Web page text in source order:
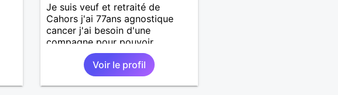
Je suis veuf et retraité de
Cahors j'ai 77ans agnostique
cancer j'ai besoin d'une
compagne pour pouvoir
dialoguer et voyager et
tendrement passer le temps
dans la sincérité et sincérité et
la simplicité.
Voir le profil